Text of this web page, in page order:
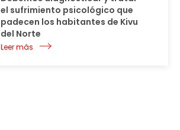
el sufrimiento psicológico que
padecen los habitantes de Kivu
del Norte
Leer más